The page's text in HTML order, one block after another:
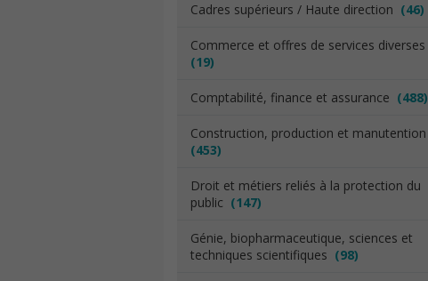
Cadres supérieurs / Haute direction (46)
Commerce et offres de services diverses
(19)
Comptabilité, finance et assurance (488)
Construction, production et manutention
(453)
Droit et métiers reliés à la protection du
public (147)
Génie, biopharmaceutique, sciences et
techniques scientifiques (98)